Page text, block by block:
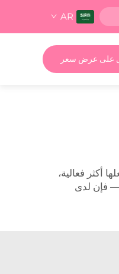
AR
على عرض سعر
أكثر فعالية،
— فإن لدى